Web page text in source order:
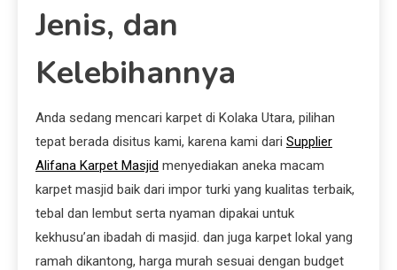
Jenis, dan
Kelebihannya
Anda sedang mencari karpet di Kolaka Utara, pilihan
tepat berada disitus kami, karena kami dari Supplier
Alifana Karpet Masjid menyediakan aneka macam
karpet masjid baik dari impor turki yang kualitas terbaik,
tebal dan lembut serta nyaman dipakai untuk
kekhusu’an ibadah di masjid. dan juga karpet lokal yang
ramah dikantong, harga murah sesuai dengan budget